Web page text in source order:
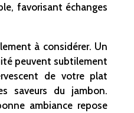
favorisant échanges
à considérer. Un
peuvent subtilement
de votre plat
saveurs du jambon.
ambiance repose